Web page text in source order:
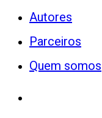
Autores
Parceiros
Quem somos